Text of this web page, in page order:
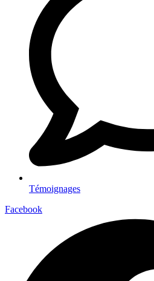
Témoignages
Facebook